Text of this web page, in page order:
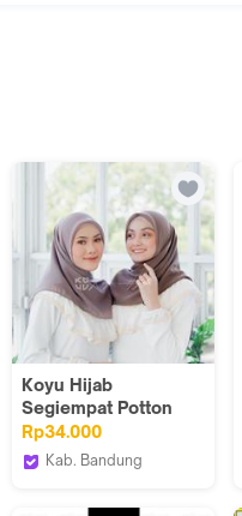
Koyu Hijab
Segiempat Potton
Lace Part 2
Rp34.000
Kab. Bandung